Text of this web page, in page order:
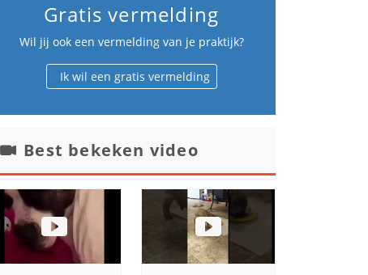
Gratis vermelding
Wil jij ook een vermelding van je praktijk?
Ik wil een gratis vermelding
Best bekeken video